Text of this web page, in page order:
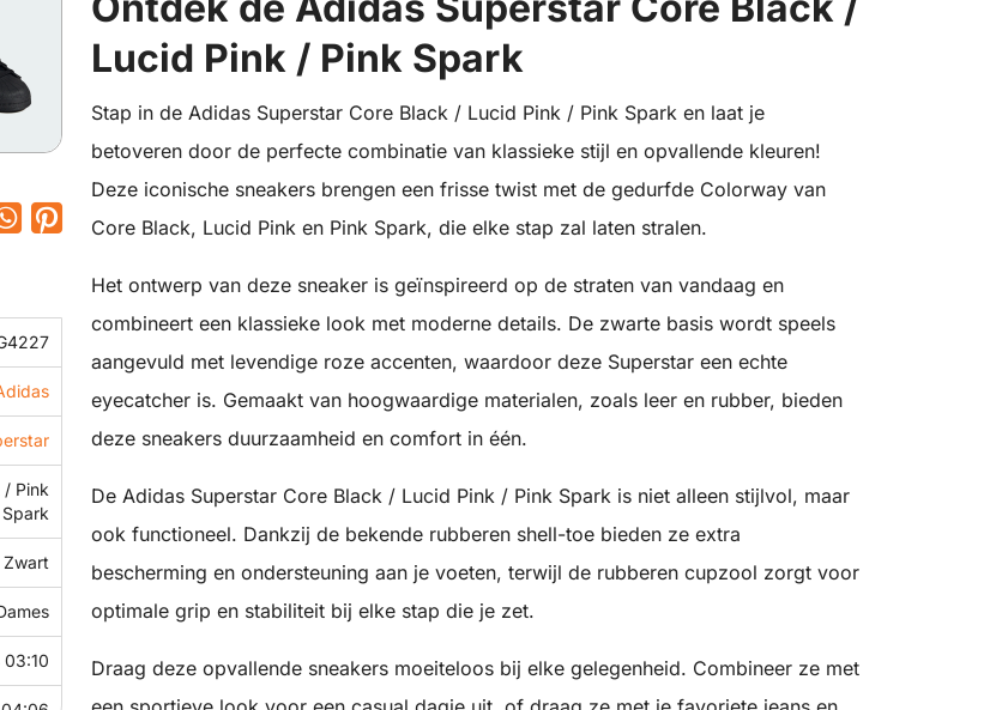
/ Pink
Spark
Zwart
03:10
Lucid Pink / Pink Spark
Stap in de Adidas Superstar Core Black / Lucid Pink / Pink Spark en laat je
betoveren door de perfecte combinatie van klassieke stijl en opvallende kleuren!
Deze iconische sneakers brengen een frisse twist met de gedurfde Colorway van
Core Black, Lucid Pink en Pink Spark, die elke stap zal laten stralen.
Het ontwerp van deze sneaker is geïnspireerd op de straten van vandaag en
combineert een klassieke look met moderne details. De zwarte basis wordt speels
aangevuld met levendige roze accenten, waardoor deze Superstar een echte
eyecatcher is. Gemaakt van hoogwaardige materialen, zoals leer en rubber, bieden
deze sneakers duurzaamheid en comfort in één.
De Adidas Superstar Core Black / Lucid Pink / Pink Spark is niet alleen stijlvol, maar
ook functioneel. Dankzij de bekende rubberen shell-toe bieden ze extra
bescherming en ondersteuning aan je voeten, terwijl de rubberen cupzool zorgt voor
optimale grip en stabiliteit bij elke stap die je zet.
Draag deze opvallende sneakers moeiteloos bij elke gelegenheid. Combineer ze met